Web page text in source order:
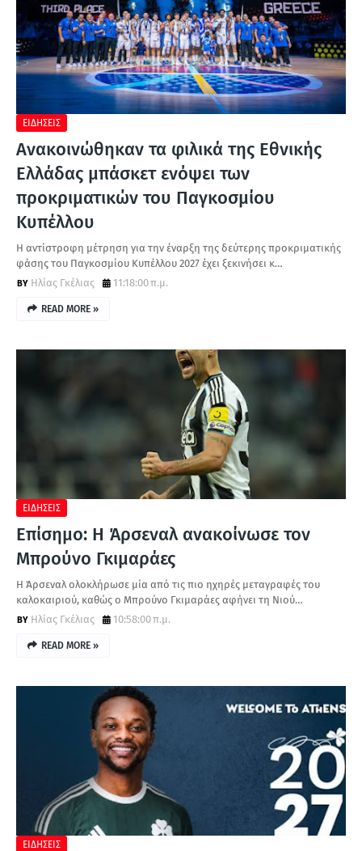
ΕΙΔΗΣΕΙΣ
Ανακοινώθηκαν τα φιλικά της Εθνικής
Ελλάδας μπάσκετ ενόψει των
προκριματικών του Παγκοσμίου
Κυπέλλου
Η αντίστροφη μέτρηση για την έναρξη της δεύτερης προκριματικής
φάσης του Παγκοσμίου Κυπέλλου 2027 έχει ξεκινήσει κ…
Ηλίας Γκέλιας
11:18:00 π.μ.
READ MORE »
ΕΙΔΗΣΕΙΣ
Επίσημο: Η Άρσεναλ ανακοίνωσε τον
Μπρούνο Γκιμαράες
Η Άρσεναλ ολοκλήρωσε μία από τις πιο ηχηρές μεταγραφές του
καλοκαιριού, καθώς ο Μπρούνο Γκιμαράες αφήνει τη Νιού…
Ηλίας Γκέλιας
10:58:00 π.μ.
READ MORE »
ΕΙΔΗΣΕΙΣ